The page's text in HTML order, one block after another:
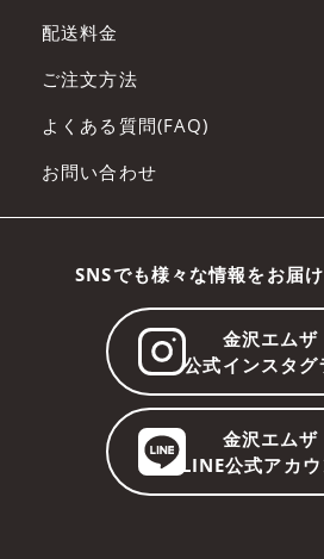
配送料金
ご注文方法
よくある質問(FAQ)
お問い合わせ
SNSでも様々な情報をお届
金沢エムザ
公式インスタグ
金沢エムザ
LINE公式アカウ